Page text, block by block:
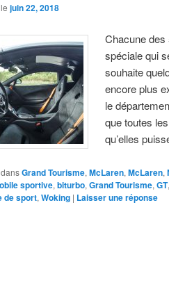
juin 22, 2018
Chacune des
spéciale qui
souhaite
encore plus
le
que toutes
qu’elles
Grand Tourisme, McLaren, McLaren,
sportive, biturbo, Grand Tourisme, GT,
de sport, Woking | Laisser une réponse